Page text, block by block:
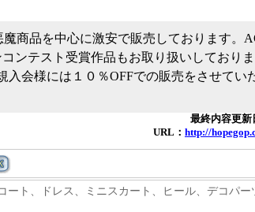
商品を中心に激安で販売しております。
ンテスト受賞作品もお取り扱いしており
会様には１０％OFFでの販売をさせてい
最終内容更新
URL： http://
ート ドレス ミニスカート ヒール デコパー